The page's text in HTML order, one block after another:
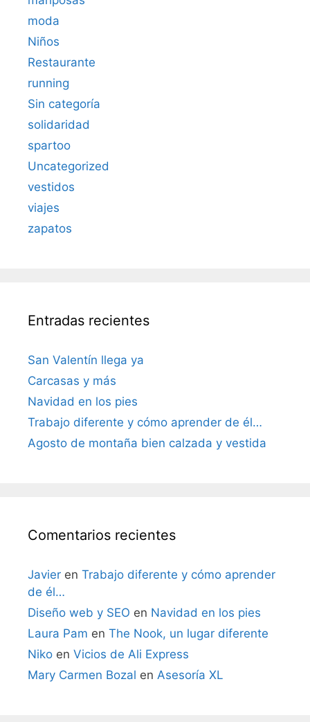
moda
Niños
Restaurante
running
Sin categoría
solidaridad
spartoo
Uncategorized
vestidos
viajes
zapatos
Entradas recientes
San Valentín llega ya
Carcasas y más
Navidad en los pies
Trabajo diferente y cómo aprender de él…
Agosto de montaña bien calzada y vestida
Comentarios recientes
Javier en Trabajo diferente y cómo aprender
de él…
Diseño web y SEO en Navidad en los pies
Laura Pam en The Nook, un lugar diferente
Niko en Vicios de Ali Express
Mary Carmen Bozal en Asesoría XL